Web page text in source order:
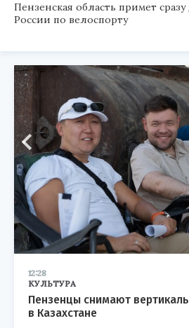
Пензенская область примет сразу
России по велоспорту
12:28
КУЛЬТУРА
Пензенцы снимают
в Казахстане